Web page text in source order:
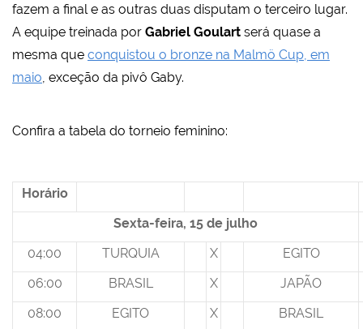
fazem a final e as outras duas disputam o terceiro lugar.
A equipe treinada por Gabriel Goulart será quase a
mesma que conquistou o bronze na Malmö Cup, em
maio, exceção da pivô Gaby.
Confira a tabela do torneio feminino:
Horário
Sexta-feira, 15 de julho
04:00
TURQUIA X
EGITO
06:00
BRASIL X
JAPÃO
08:00
EGITO X
BRASIL